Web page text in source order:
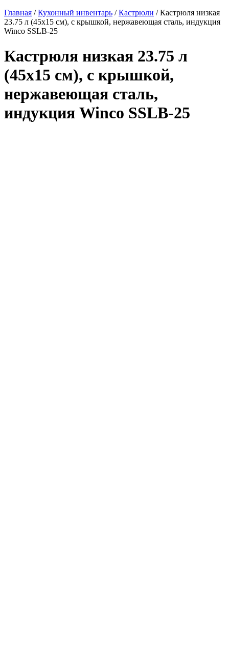
Главная /Кухонный инвентарь /Кастрюли /Кастрюля низкая
23.75 л (45х15 см), с крышкой, нержавеющая сталь, индукция
Winco SSLB-25
Кастрюля низкая 23.75 л
(45х15 см), с крышкой,
нержавеющая сталь,
индукция Winco SSLB-25